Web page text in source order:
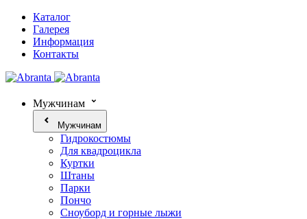
Каталог
Галерея
Информация
Контакты
Мужчинам
Мужчинам
Гидрокостюмы
Для квадроцикла
Куртки
Штаны
Парки
Пончо
Сноуборд и горные лыжи